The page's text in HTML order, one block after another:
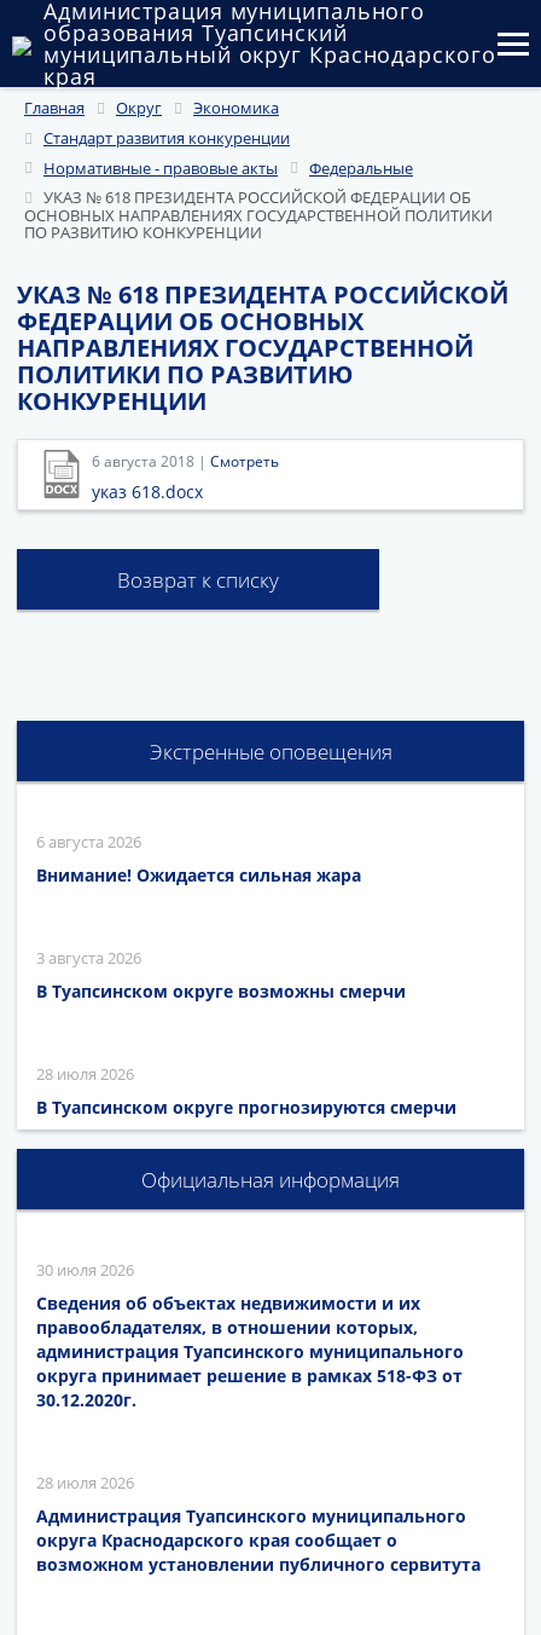
Администрация муниципального
образования Туапсинский
муниципальный округ Краснодарского
края
Округ
Администрация
Муниципальные закупки
Муниципальное имущество
Публичные слушания и общественные обсуждения
Документы
Главная Округ
Экономика
Стандарт развития конкуренции
Нормативные - правовые акты
Федеральные
УКАЗ № 618 ПРЕЗИДЕНТА РОССИЙСКОЙ ФЕДЕРАЦИИ ОБ
ОСНОВНЫХ НАПРАВЛЕНИЯХ ГОСУДАРСТВЕННОЙ ПОЛИТИКИ
ПО РАЗВИТИЮ КОНКУРЕНЦИИ
УКАЗ № 618 ПРЕЗИДЕНТА РОССИЙСКОЙ
ФЕДЕРАЦИИ ОБ ОСНОВНЫХ
НАПРАВЛЕНИЯХ ГОСУДАРСТВЕННОЙ
ПОЛИТИКИ ПО РАЗВИТИЮ
КОНКУРЕНЦИИ
6 августа 2018 | Смотреть
указ 618.docx
Возврат к списку
Экстренные оповещения
6 августа 2026
Внимание! Ожидается сильная жара
3 августа 2026
В Туапсинском округе возможны смерчи
28 июля 2026
В Туапсинском округе прогнозируются смерчи
Официальная информация
30 июля 2026
Сведения об объектах недвижимости и их
правообладателях, в отношении которых,
администрация Туапсинского муниципального
округа принимает решение в рамках 518-ФЗ от
30.12.2020г.
28 июля 2026
Администрация Туапсинского муниципального
округа Краснодарского края сообщает о
возможном установлении публичного сервитута